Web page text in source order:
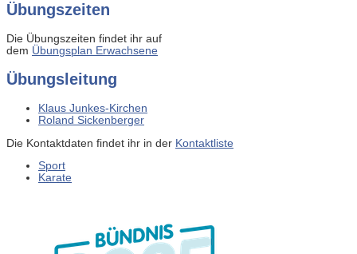
Übungszeiten
Die Übungszeiten findet ihr auf
dem Übungsplan Erwachsene
Übungsleitung
Klaus Junkes-Kirchen
Roland Sickenberger
Die Kontaktdaten findet ihr in der Kontaktliste
Sport
Karate